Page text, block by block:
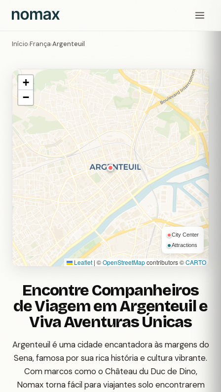
Início›França›Argenteuil
Encontre Companheiros
de Viagem em Argenteuil e
Viva Aventuras Únicas
Argenteuil é uma cidade encantadora às margens do
Sena, famosa por sua rica história e cultura vibrante.
Com marcos como o Château du Duc de Dino,
Nomax torna fácil para viajantes solo encontrarem
+
−
City Center
Attractions
Leaflet | ©OpenStreetMapcontributors ©CARTO